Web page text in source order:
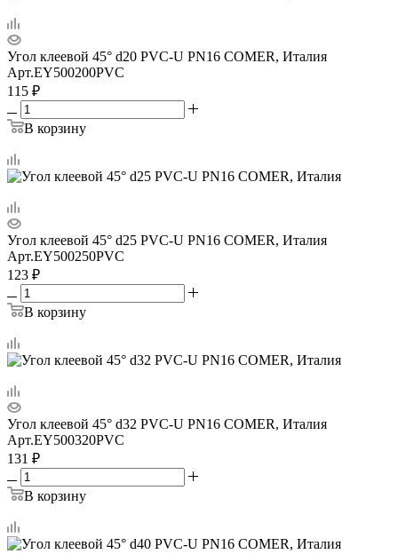
Угол клеевой 45° d20 PVC-U PN16 COMER, Италия
Арт.EY500200PVC
115 ₽
В корзину
Угол клеевой 45° d25 PVC-U PN16 COMER, Италия
Арт.EY500250PVC
123 ₽
В корзину
Угол клеевой 45° d32 PVC-U PN16 COMER, Италия
Арт.EY500320PVC
131 ₽
В корзину